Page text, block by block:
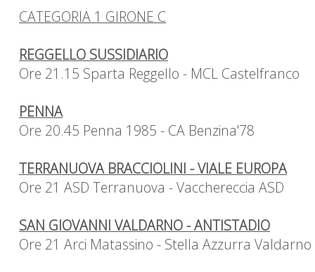
CATEGORIA 1 GIRONE C
REGGELLO SUSSIDIARIO
Ore 21.15 Sparta Reggello - MCL Castelfranco
PENNA
Ore 20.45 Penna 1985 - CA Benzina'78
TERRANUOVA BRACCIOLINI - VIALE EUROPA
Ore 21 ASD Terranuova - Vacchereccia ASD
SAN GIOVANNI VALDARNO - ANTISTADIO
Ore 21 Arci Matassino - Stella Azzurra Valdarno